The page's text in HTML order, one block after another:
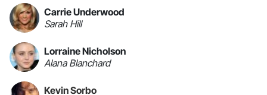
Carrie Underwood
Sarah Hill
Lorraine Nicholson
Alana Blanchard
Kevin Sorbo